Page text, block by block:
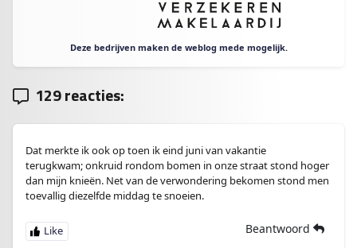
Deze bedrijven maken de weblog mede mogelijk.
129 reacties:
Dat merkte ik ook op toen ik eind juni van vakantie
terugkwam; onkruid rondom bomen in onze straat stond hoger
dan mijn knieën. Net van de verwondering bekomen stond men
toevallig diezelfde middag te snoeien.
Beantwoord